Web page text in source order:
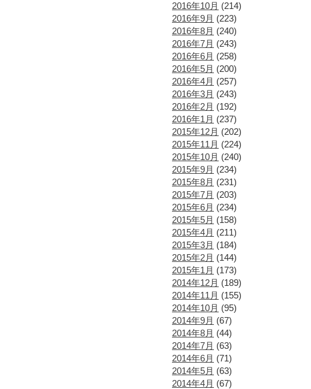
2016年10月 (214)
2016年9月 (223)
2016年8月 (240)
2016年7月 (243)
2016年6月 (258)
2016年5月 (200)
2016年4月 (257)
2016年3月 (243)
2016年2月 (192)
2016年1月 (237)
2015年12月 (202)
2015年11月 (224)
2015年10月 (240)
2015年9月 (234)
2015年8月 (231)
2015年7月 (203)
2015年6月 (234)
2015年5月 (158)
2015年4月 (211)
2015年3月 (184)
2015年2月 (144)
2015年1月 (173)
2014年12月 (189)
2014年11月 (155)
2014年10月 (95)
2014年9月 (67)
2014年8月 (44)
2014年7月 (63)
2014年6月 (71)
2014年5月 (63)
2014年4月 (67)